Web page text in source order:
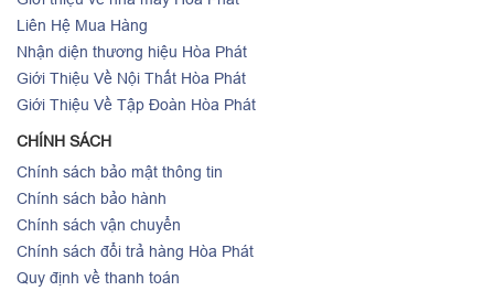
Liên Hệ Mua Hàng
Nhận diện thương hiệu Hòa Phát
Giới Thiệu Về Nội Thất Hòa Phát
Giới Thiệu Về Tập Đoàn Hòa Phát
CHÍNH SÁCH
Chính sách bảo mật thông tin
Chính sách bảo hành
Chính sách vận chuyển
Chính sách đổi trả hàng Hòa Phát
Quy định về thanh toán